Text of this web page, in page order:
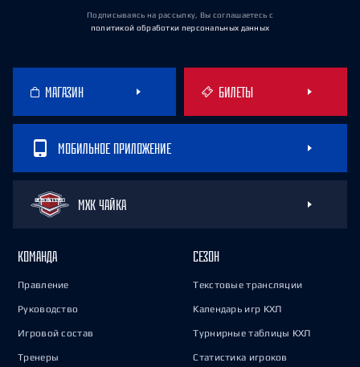
Подписываясь на рассылку, Вы соглашаетесь с
политикой обработки персональных данных
МАГАЗИН БИЛЕТЫ
МОБИЛЬНОЕ ПРИЛОЖЕНИЕ
МХК ЧАЙКА
КОМАНДА
Правление
Руководство
Игровой состав
Тренеры
СЕЗОН
Текстовые трансляции
Календарь игр КХЛ
Турнирные таблицы КХЛ
Статистика игроков